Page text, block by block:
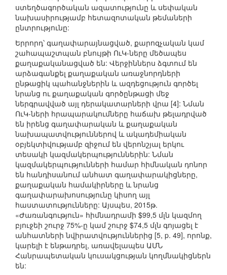
ստեղծագործական ազատությունը և սեփական
նախասիրությամբ հետազոտական թեմաների
ընտրությունը:
Երրորդ՝ գաղափարայնացված, քարոզչական կամ
շահապաշտպան բնույթի ՈւԿ-ները մեծապես
քաղաքականացված են: Վերջիններս ձգտում են
արձագանքել քաղաքական առաջնորդների
ընթացիկ պահանջներին և ազդեցություն գործել
նրանց ու քաղաքական գործընթացի մեջ
ներգրավված այլ դերակատարների վրա [4]: Նման
ՈւԿ-ների հրապարակումները հաճախ թելադրված
են իրենց գաղափարական և քաղաքական
նախապատվություններով և ակադեմիական
օբյեկտիվությամբ զիջում են վերոնշյալ երկու
տեսակի կազմակերպություններին: Նման
կազմակերպությունների համար հիմնական դոնոր
են հանդիսանում անհատ գաղափարակիցները,
քաղաքական համակիրները և նրանց
գաղափարախոսությունը կիսող այլ
հաստատությունները: Այսպես, 2015թ.
«Ժառանգություն» հիմնադրամի $99,5 մլն կազմող
բյուջեի շուրջ 75%-ը կամ շուրջ $74,5 մլն գոյացել է
անհատների նվիրատվություններից [5, p. 49], որոնք,
կարելի է ենթադրել, առավելապես ԱՄՆ
Հանրապետական կուսակցության կողմնակիցներն
են: